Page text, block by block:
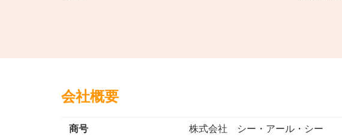
会社概要
商号 株式会社 シー・アール・シー